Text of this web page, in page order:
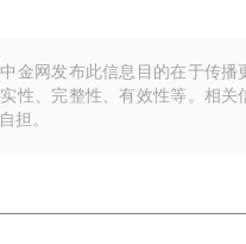
中金网发布此信息目的在于传
性、完整性、有效性等。相
担。